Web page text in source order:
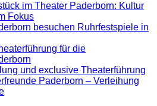
im Theater Paderborn: Kultur
Fokus
besuchen Ruhrfestspiele in
für die
und exclusive Theaterführung
Paderborn – Verleihung